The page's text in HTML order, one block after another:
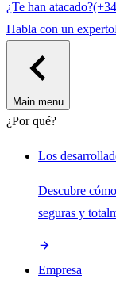
¿Te han atacado?
Habla con un experto
Main menu
¿Por qué?
Los
Descubre
seguras y
Empresa